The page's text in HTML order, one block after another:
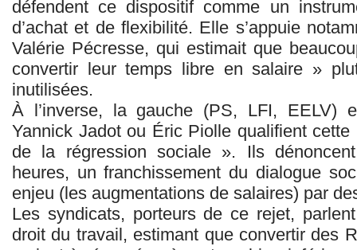
défendent ce dispositif comme un
d’achat et de flexibilité. Elle s’appuie
Valérie Pécresse, qui estimait que
convertir leur temps libre en salaire »
inutilisées.
À l’inverse, la gauche (PS, LFI, EELV)
Yannick Jadot ou Éric Piolle qualifient
de la régression sociale ». Ils
heures, un franchissement du dialogue
enjeu (les augmentations de salaires) par
Les syndicats, porteurs de ce rejet,
droit du travail, estimant que convertir des